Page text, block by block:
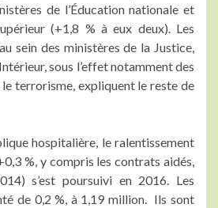
de l’Éducation nationale et
(+1,8 % à eux deux). Les
sein des ministères de la Justice,
sous l’effet notamment des
terrorisme, expliquent le reste de
hospitalière, le ralentissement
%, y compris les contrats aidés,
s’est poursuivi en 2016. Les
de 0,2 %, à 1,19 million. Ils sont